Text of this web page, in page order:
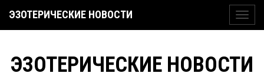
ЭЗОТЕРИЧЕСКИЕ НОВОСТИ
ЭЗОТЕРИЧЕСКИЕ НОВОСТИ